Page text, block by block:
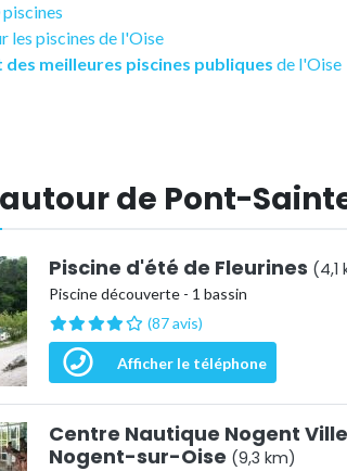
piscines
les piscines de l'Oise
des meilleures piscines publiques de l'Oise
de Pont-
Piscine d'été de Fleurines (4,1
Piscine découverte - 1 bassin
(87 avis)
Afficher le téléphone
Centre Nautique Nogent
Nogent-sur-Oise (9,3 km)